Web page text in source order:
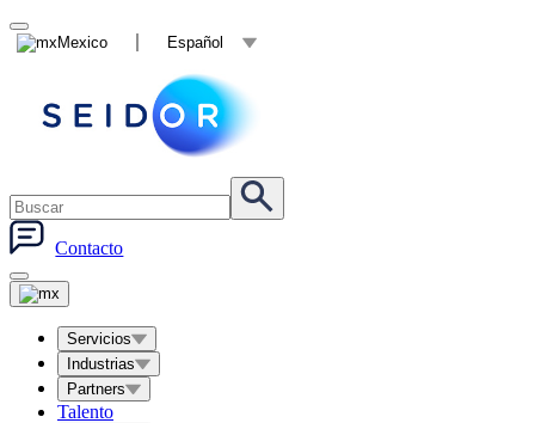
Mexico Español
Contacto
Servicios
Industrias
Partners
Talento